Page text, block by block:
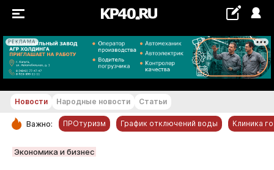
РЕКЛАМА
+18...+19 °С
РУБРИКИ
Новости Народные новости Статьи
Важно: ПРОтуризм График отключений воды Клиника
Экономика и бизнес